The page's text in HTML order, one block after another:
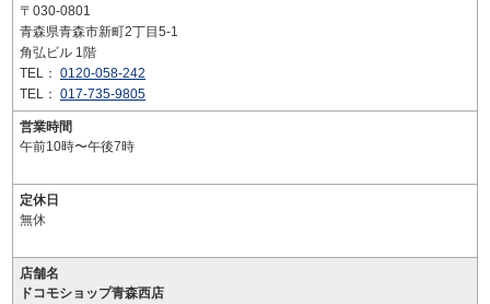
〒030-0801
青森県青森市新町2丁目5-1
角弘ビル 1階
TEL： 0120-058-242
TEL： 017-735-9805
営業時間
午前10時〜午後7時
定休日
無休
店舗名
ドコモショップ青森西店